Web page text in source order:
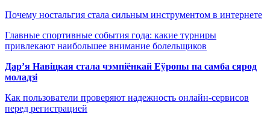
Почему ностальгия стала сильным инструментом в интернете
Главные спортивные события года: какие турниры
привлекают наибольшее внимание болельщиков
Дар’я Навіцкая стала чэмпіёнкай Еўропы па самба сярод
моладзі
Как пользователи проверяют надежность онлайн-сервисов
перед регистрацией